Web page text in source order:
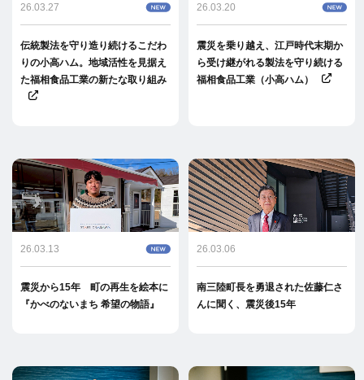
26.03.27
伝統製法を守り造り続けるこだわ
りの小高ハム。地域活性を見据え
た福相食品工業の新たな取り組み
26.03.20
震災を乗り越え、江戸時代末期か
ら受け継がれる製法を守り続ける
福相食品工業（小高ハム）
26.03.13
震災から15年 町の再生を絵本に
『かべのないまち 希望の物語』
26.03.06
南三陸町長を勇退された佐藤仁さ
んに聞く、震災後15年